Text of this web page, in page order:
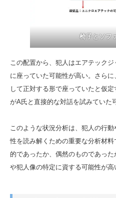
椅子とソフ
この配置から、犯人はエアテック
に座っていた可能性が高い。さら
して正対する形で座っていたと仮
がA氏と直接的な対話を試みていた
このような状況分析は、犯人の行
性を読み解くための重要な分析材
的であったか、偶然のものであっ
や犯人像の特定に資する可能性が高